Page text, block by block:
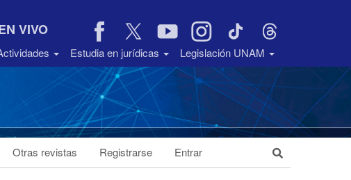
VIVO
Estudia en jurídicas Legislación UNAM
Otras revistas Registrarse Entrar